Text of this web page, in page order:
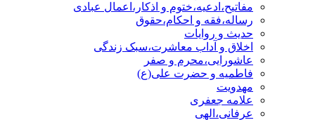
مفاتیح،ادعیه،ختوم و اذکار،اعمال عبادی
رساله،فقه و احکام،حقوق
حدیث و روایات
اخلاق و آداب معاشرت،سبک زندگی
عاشورایی،محرم و صفر
فاطمیه و حضرت علی(ع)
مهدویت
علامه جعفری
عرفانی،الهی